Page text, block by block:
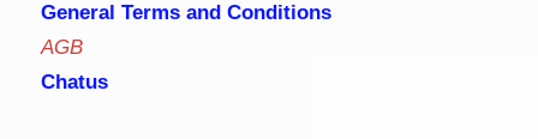
General Terms and Conditions
AGB
Chatus